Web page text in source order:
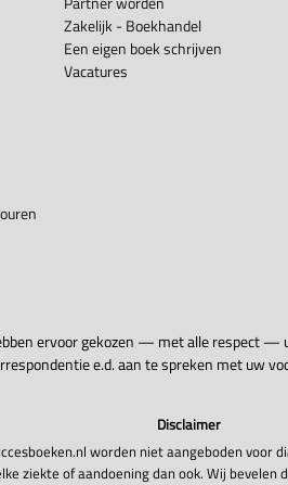
Zakelijk - Boekhandel
Een eigen boek schrijven
Vacatures
ervoor gekozen — met alle respect —
e.d. aan te spreken met uw
Disclaimer
worden niet aangeboden voor
ziekte of aandoening dan ook. Wij